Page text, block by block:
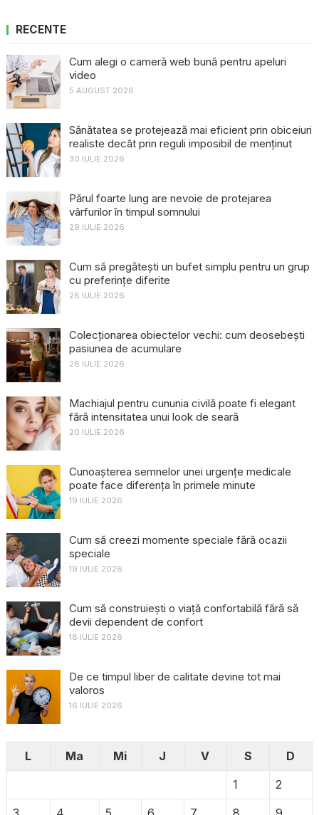
RECENTE
Cum alegi o cameră web bună pentru apeluri
video
5 AUGUST 2026
Sănătatea se protejează mai eficient prin obiceiuri
realiste decât prin reguli imposibil de menținut
30 IULIE 2026
Părul foarte lung are nevoie de protejarea
vârfurilor în timpul somnului
29 IULIE 2026
Cum să pregătești un bufet simplu pentru un grup
cu preferințe diferite
28 IULIE 2026
Colecționarea obiectelor vechi: cum deosebești
pasiunea de acumulare
28 IULIE 2026
Machiajul pentru cununia civilă poate fi elegant
fără intensitatea unui look de seară
20 IULIE 2026
Cunoașterea semnelor unei urgențe medicale
poate face diferența în primele minute
19 IULIE 2026
Cum să creezi momente speciale fără ocazii
speciale
19 IULIE 2026
Cum să construiești o viață confortabilă fără să
devii dependent de confort
18 IULIE 2026
De ce timpul liber de calitate devine tot mai
valoros
16 IULIE 2026
L Ma Mi J V S
D
1
2